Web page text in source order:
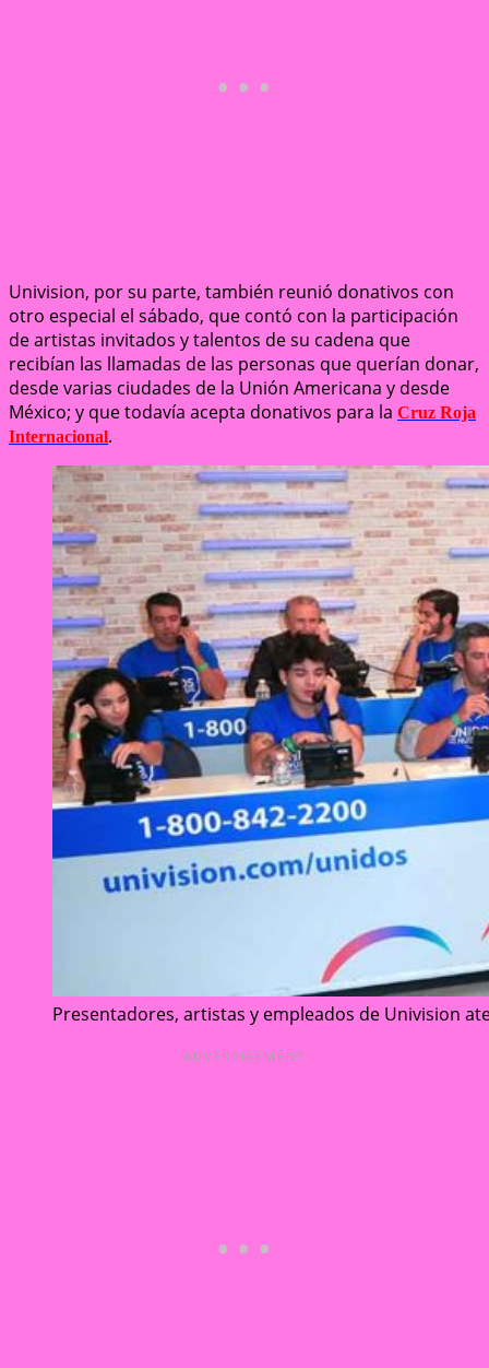
Univision, por su parte, también reunió donativos con
otro especial el sábado, que contó con la participación
de artistas invitados y talentos de su cadena que
recibían las llamadas de las personas que querían donar,
desde varias ciudades de la Unión Americana y desde
México; y que todavía acepta donativos para la Cruz Roja
Internacional.
Presentadores, artistas y empleados de Univision